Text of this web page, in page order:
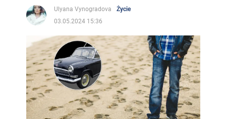
Ulyana Vynogradova
Życie
03.05.2024 15:36